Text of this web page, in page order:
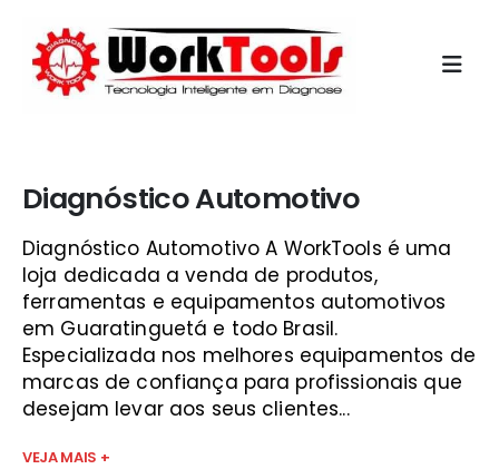
Diagnóstico Automotivo
Diagnóstico Automotivo A WorkTools é uma
loja dedicada a venda de produtos,
ferramentas e equipamentos automotivos
em Guaratinguetá e todo Brasil.
Especializada nos melhores equipamentos de
marcas de confiança para profissionais que
desejam levar aos seus clientes...
VEJA MAIS +